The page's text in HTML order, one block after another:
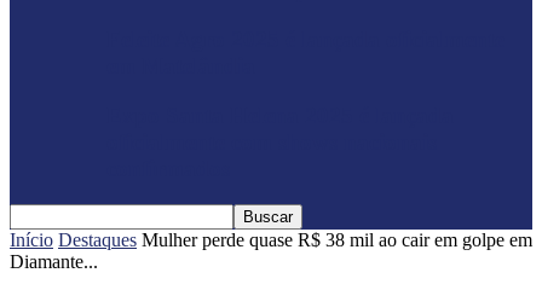
Início Destaques Mulher perde quase R$ 38 mil ao cair em golpe em
Diamante...